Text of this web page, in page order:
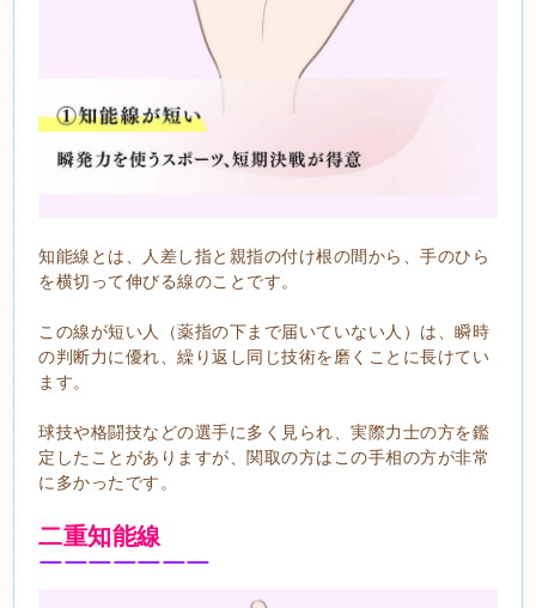
知能線とは、人差し指と親指の付け根の間から、手のひら
を横切って伸びる線のことです。
この線が短い人（薬指の下まで届いていない人）は、瞬時
の判断力に優れ、繰り返し同じ技術を磨くことに長けてい
ます。
球技や格闘技などの選手に多く見られ、実際力士の方を鑑
定したことがありますが、関取の方はこの手相の方が非常
に多かったです。
二重知能線
￣￣￣￣￣￣￣